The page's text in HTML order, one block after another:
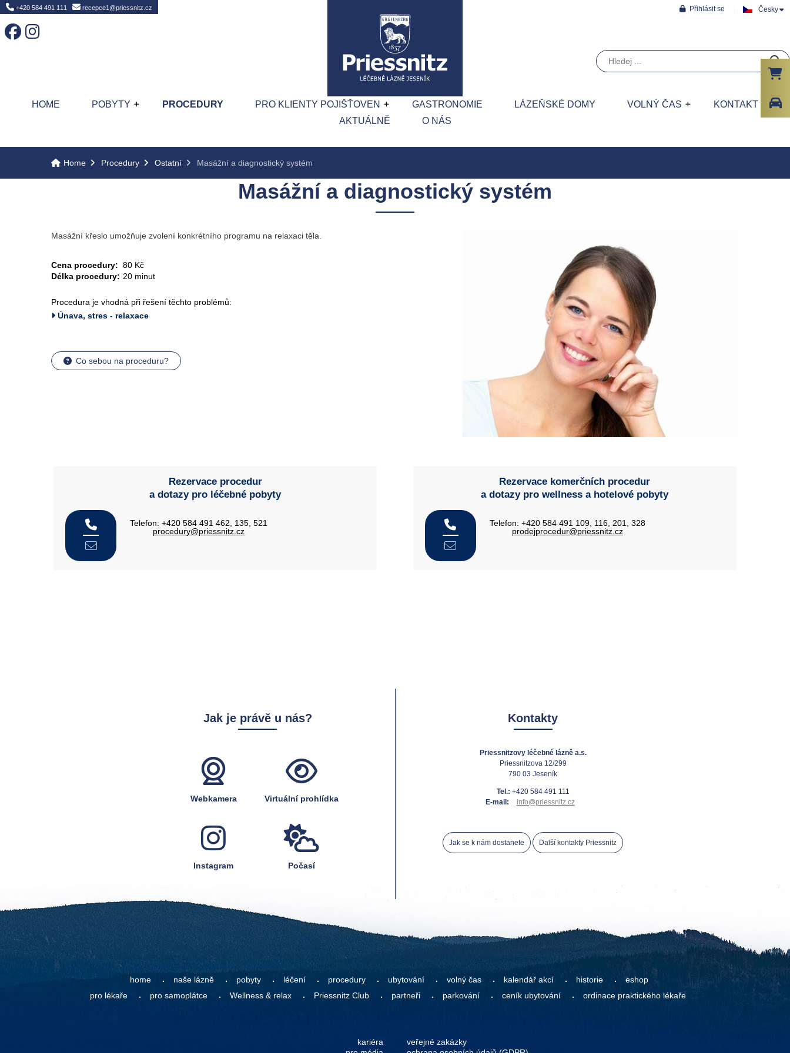
Home
Česky
Přihlásit se
+420 584 491 111 recepce1@priessnitz.cz
HOME POBYTY PROCEDURY PRO KLIENTY POJIŠŤOVEN GASTRONOMIE LÁZEŇSKÉ DOMY VOLNÝ ČAS
KONTAKT
AKTUÁLNĚ
O NÁS
Home Procedury Ostatní Masážní a diagnostický systém
Masážní a diagnostický systém
Masážní křeslo umožňuje zvolení konkrétního programu na relaxaci těla.
Cena procedury: 80 Kč
Délka procedury: 20 minut
Procedura je vhodná při řešení těchto problémů:
Únava, stres - relaxace
Co sebou na proceduru?
Rezervace procedur
a dotazy pro léčebné pobyty
Telefon: +420 584 491 462, 135, 521
procedury@priessnitz.cz
Rezervace komerčních procedur
a dotazy pro wellness a hotelové pobyty
Telefon: +420 584 491 109, 116, 201, 328
prodejprocedur@priessnitz.cz
Jak je právě u nás?
Webkamera Virtuální prohlídka
Instagram Počasí
Kontakty
Priessnitzovy léčebné lázně a.s.
Priessnitzova 12/299
790 03 Jeseník
Tel.: +420 584 491 111
E-mail:
info@priessnitz.cz
Jak se k nám dostanete Další kontakty Priessnitz
home naše lázně pobyty léčení procedury ubytování volný čas kalendář akcí historie
eshop
pro lékaře
pro samoplátce Wellness & relax Priessnitz Club partneři parkování ceník ubytování ordinace praktického lékaře
kariéra
veřejné zakázky